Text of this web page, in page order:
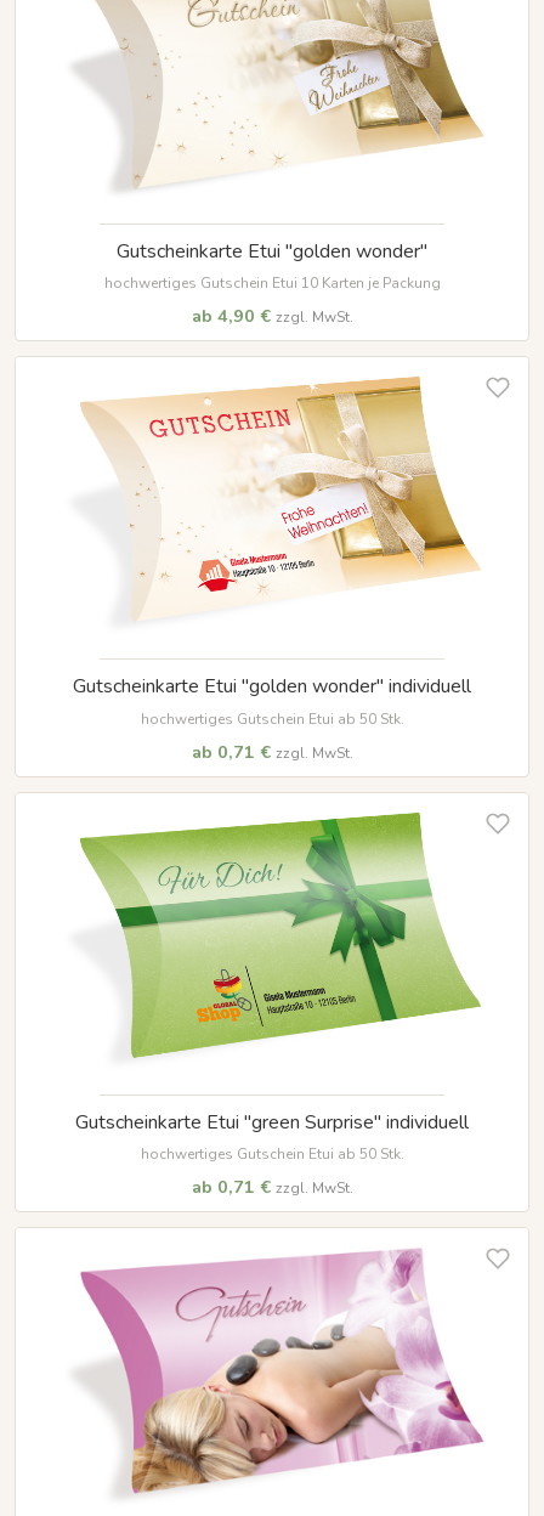
Gutscheinkarte Etui "golden wonder"
hochwertiges Gutschein Etui 10 Karten je Packung
ab 4,90 € zzgl. MwSt.
Gutscheinkarte Etui "golden wonder" individuell
hochwertiges Gutschein Etui ab 50 Stk.
ab 0,71 € zzgl. MwSt.
Gutscheinkarte Etui "green Surprise" individuell
hochwertiges Gutschein Etui ab 50 Stk.
ab 0,71 € zzgl. MwSt.